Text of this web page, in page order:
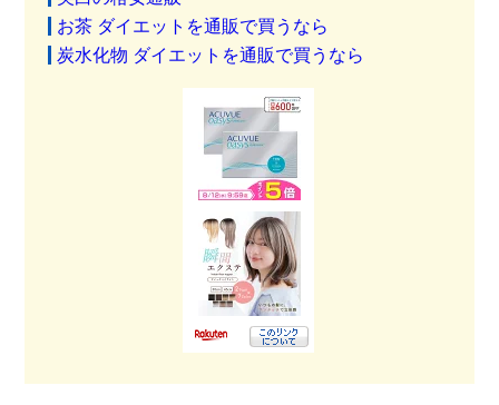
お茶 ダイエットを通販で買うなら
炭水化物 ダイエットを通販で買うなら